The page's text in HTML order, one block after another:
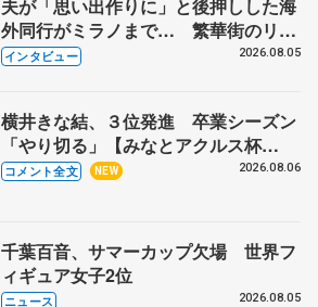
夫が「思い出作りに」と後押しした海
外同行がミラノまで… 繁華街のリン
クでは不良のお兄さんも味方に 小林
インタビュー 2026.08.05
横井きな結、３位発進 卒業シーズン
「やり切る」【みなとアクルス杯
SP】
コメント全文 NEW 2026.08.06
千葉百音、サマーカップ欠場 世界フ
ィギュア女子2位
ニュース 2026.08.05